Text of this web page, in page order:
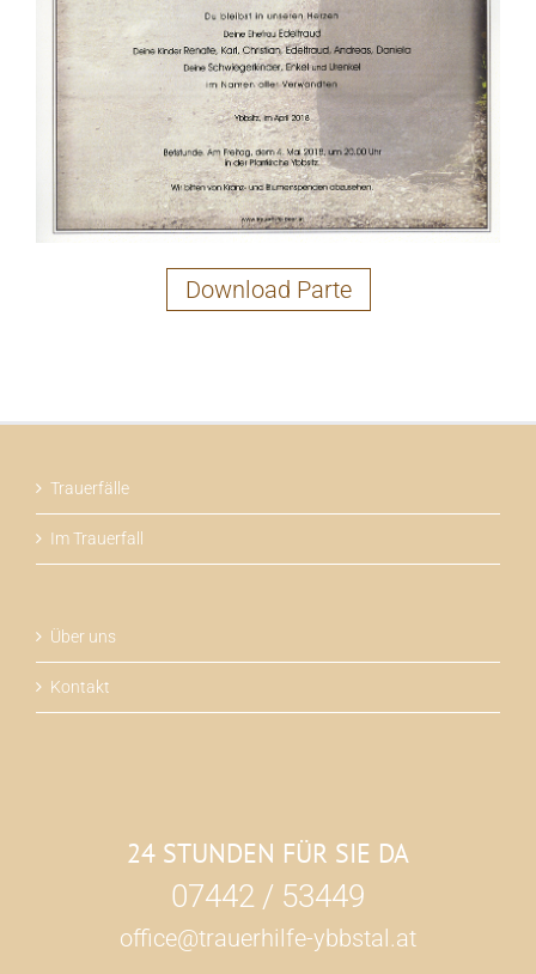
Download Parte
Trauerfälle
Im Trauerfall
Über uns
Kontakt
24 STUNDEN FÜR SIE DA
07442 / 53449
office@trauerhilfe-ybbstal.at